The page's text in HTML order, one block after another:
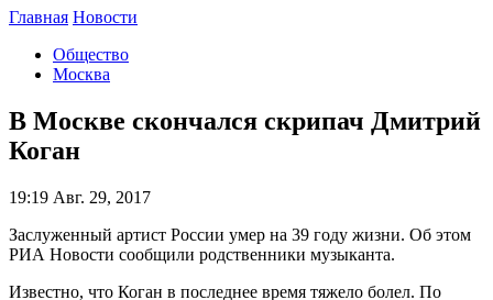
Главная Новости
Общество
Москва
В Москве скончался скрипач Дмитрий
Коган
19:19 Авг. 29, 2017
Заслуженный артист России умер на 39 году жизни. Об этом
РИА Новости сообщили родственники музыканта.
Известно, что Коган в последнее время тяжело болел. По